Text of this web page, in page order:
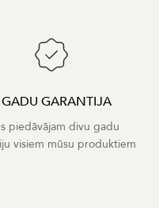
GARANTIJA
piedāvājam divu gadu
visiem mūsu produktiem